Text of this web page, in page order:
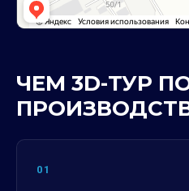
ЧЕМ 3D-ТУР
01